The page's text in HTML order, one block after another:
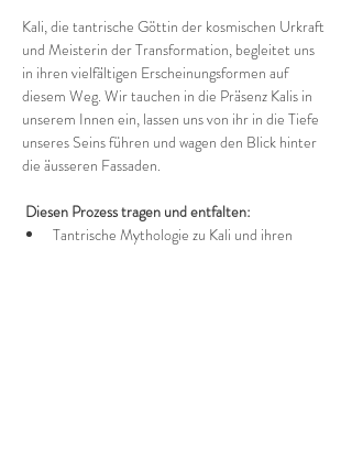
Kali, die tantrische Göttin der kosmischen Urkraft
und Meisterin der Transformation, begleitet uns
in ihren vielfältigen Erscheinungsformen auf
diesem Weg. Wir tauchen in die Präsenz Kalis in
unserem Innen ein, lassen uns von ihr in die Tiefe
unseres Seins führen und wagen den Blick hinter
die äusseren Fassaden.
Diesen Prozess tragen und entfalten:
Tantrische Mythologie zu Kali und ihren